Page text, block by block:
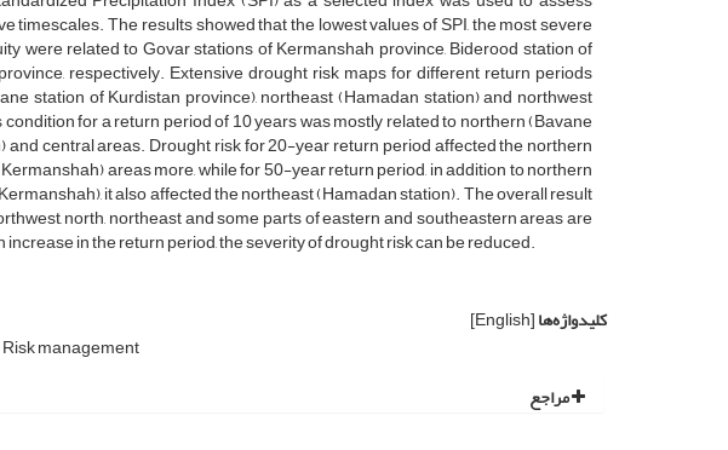
timescales. The results showed that the lowest values of SPI, the most severe
were related to Govar stations of Kermanshah province, Biderood station of
respectively. Extensive drought risk maps for different return periods
station of Kurdistan province), northeast (Hamadan station) and northwest
for a return period of 10 years was mostly related to northern (Bavane
central areas. Drought risk for 20-year return period affected the northern
areas more, while for 50-year return period, in addition to northern
it also affected the northeast (Hamadan station). The overall result
north, northeast and some parts of eastern and southeastern areas are
in the return period, the severity of drought risk can be reduced.
کلیدواژه‌ها[English]
Risk management
مراجع